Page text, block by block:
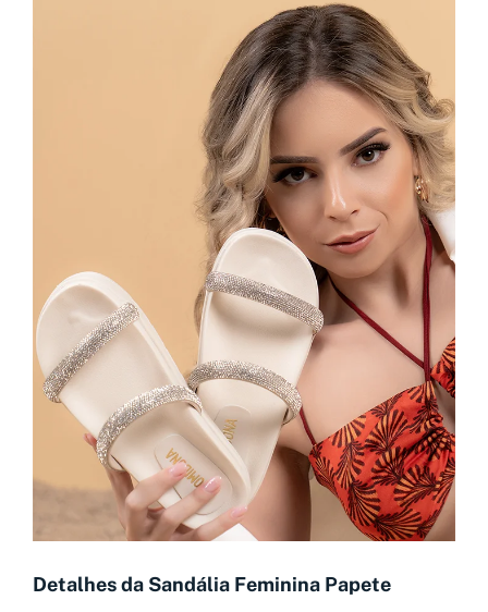
Detalhes da Sandália Feminina Papete